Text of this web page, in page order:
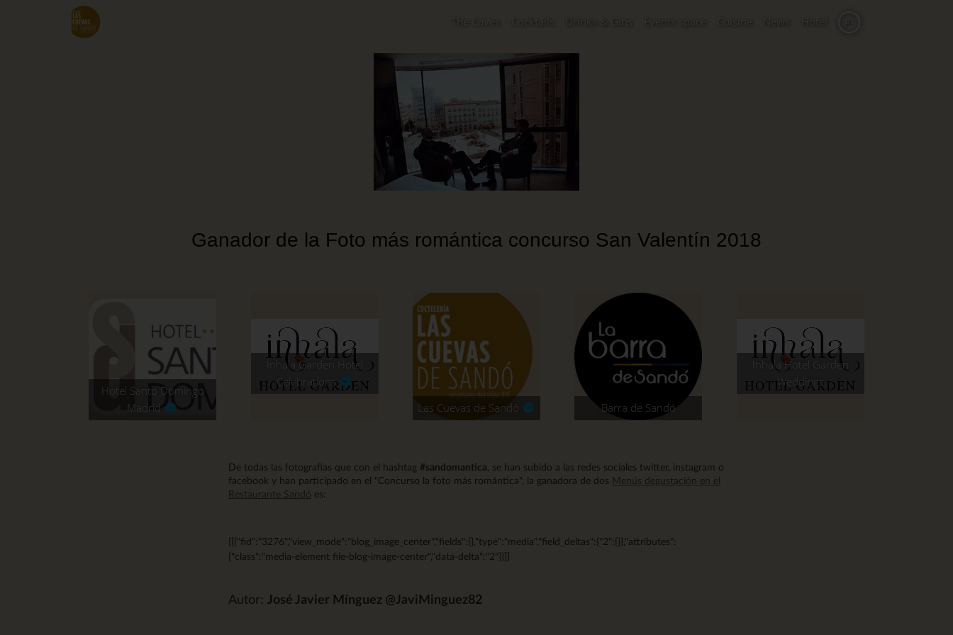
The Caves Cocktails Drinks & Gins Events space Cuisine News Hotel
Ganador de la Foto más romántica concurso San Valentín 2018
Hotel Santo Domingo
Madrid
Inhala Garden Hotel
Celebrations
Las Cuevas de Sandó
Barra de Sandó
Inhala Hotel Garden
Weddings
De todas las fotografías que con el hashtag #sandomantica , se han subido a las redes sociales twitter, instagram o
facebook y han participado en el "Concurso la foto más romántica", la ganadora de dos Menús degustación en el
Restaurante Sandó es:
[[{"fid":"3276","view_mode":"blog_image_center","fields":{},"type":"media","field_deltas":{"2":{}},"attributes":
{"class":"media-element file-blog-image-center","data-delta":"2"}}]]
Autor: José Javier Mínguez @JaviMinguez82